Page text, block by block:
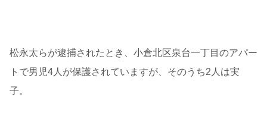
松永太らが逮捕されたとき、小倉北区泉台一丁目のアパー
トで男児4人が保護されていますが、そのうち2人は実
子。